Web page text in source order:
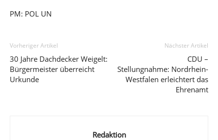
PM: POL UN
Vorheriger Artikel
30 Jahre Dachdecker Weigelt:
Bürgermeister überreicht
Urkunde
Nächster Artikel
CDU –
Stellungnahme: Nordrhein-
Westfalen erleichtert das
Ehrenamt
Redaktion